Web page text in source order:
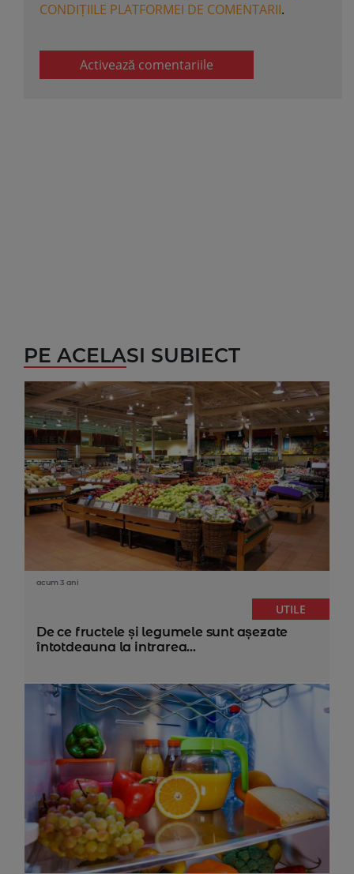
CONDIȚIILE PLATFORMEI DE COMENTARII.
Activează comentariile
PE ACELASI SUBIECT
acum 3 ani
UTILE
De ce fructele și legumele sunt așezate
întotdeauna la intrarea...